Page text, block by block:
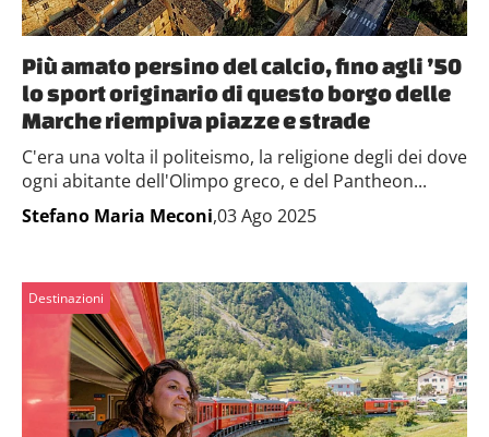
Più amato persino del calcio, fino agli ’50
lo sport originario di questo borgo delle
Marche riempiva piazze e strade
C'era una volta il politeismo, la religione degli dei dove
ogni abitante dell'Olimpo greco, e del Pantheon...
Stefano Maria Meconi,03 Ago 2025
Destinazioni